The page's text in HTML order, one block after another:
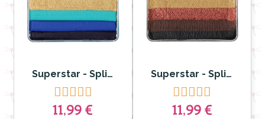
Superstar - Split cake Little Dream Colour Royal 30 gr

11,99 €
Superstar - Split cake Little Dream Colour Safari 30 gr

11,99 €